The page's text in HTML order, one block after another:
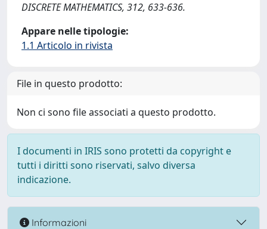
DISCRETE MATHEMATICS, 312, 633-636.
Appare nelle tipologie:
1.1 Articolo in rivista
File in questo prodotto:
Non ci sono file associati a questo prodotto.
I documenti in IRIS sono protetti da copyright e
tutti i diritti sono riservati, salvo diversa
indicazione.
Informazioni